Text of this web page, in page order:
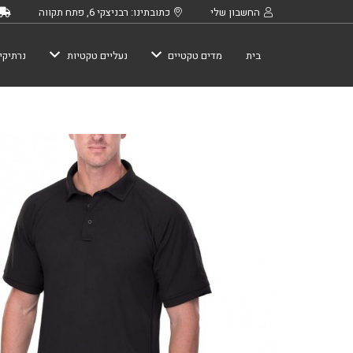
החשבון שלי כתובתינו: רבניצקי 6, פתח תקווה
בית מדים טקטיים נעליים טקטיות